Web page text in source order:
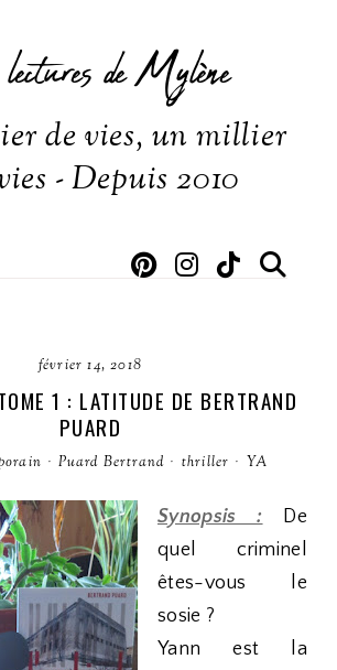
de Mylène
de vies, un millier
- Depuis 2010
février 14, 2018
1 : LATITUDE DE BERTRAND
PUARD
· Puard Bertrand · thriller · YA
Synopsis : De
quel criminel
êtes-vous le
sosie ?
Yann est la